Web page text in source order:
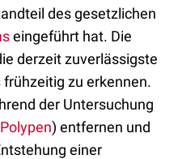
des gesetzlichen
eingeführt hat. Die
derzeit zuverlässigste
frühzeitig zu erkennen.
der Untersuchung
Polypen) entfernen und
einer